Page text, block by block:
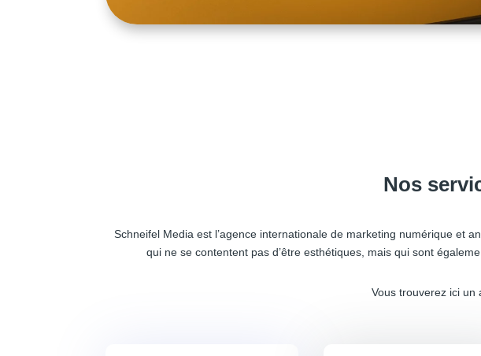
Nos
Schneifel Media est l’agence internationale de marketing numérique et
qui ne se contentent pas d’être esthétiques, mais qui sont
Vous trouverez ici un